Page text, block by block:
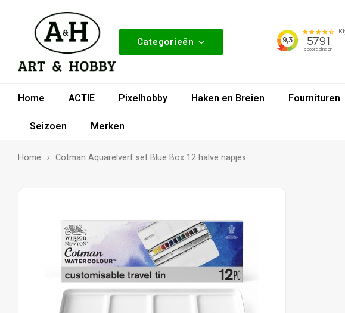
Categorieën
Home ACTIE Pixelhobby Haken en Breien Fournituren
Seizoen
Merken
Home Cotman Aquarelverf set Blue Box 12 halve napjes